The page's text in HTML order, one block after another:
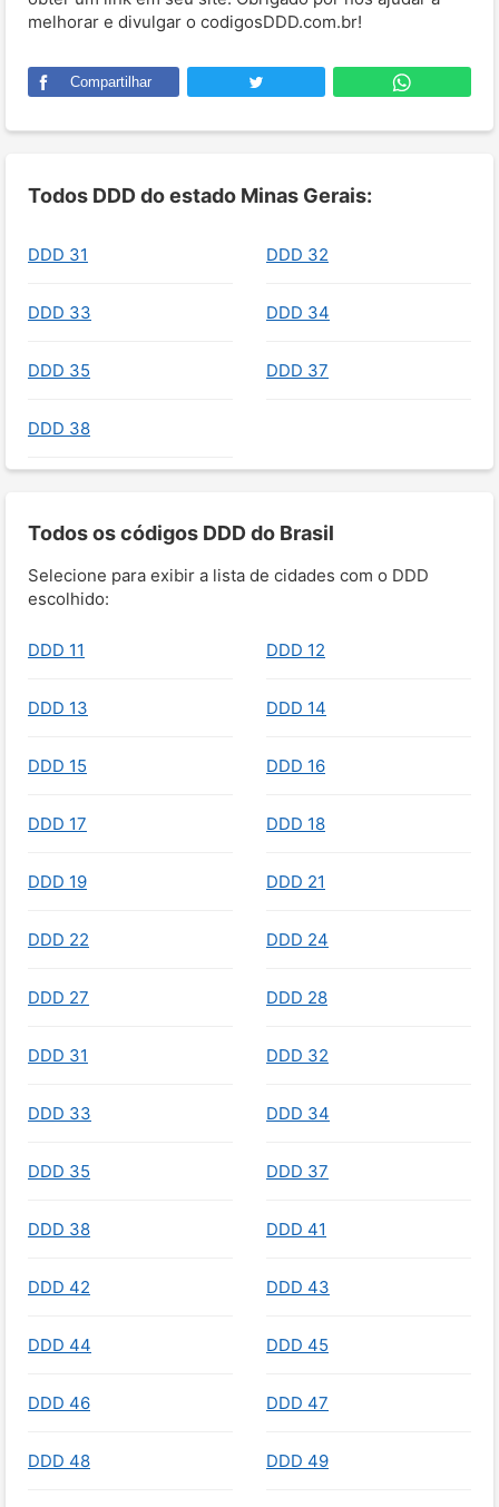
melhorar e divulgar o codigosDDD.com.br!
Compartilhar
Todos DDD do estado Minas Gerais:
DDD 31 DDD 32
DDD 33 DDD 34
DDD 35 DDD 37
DDD 38
Todos os códigos DDD do Brasil
Selecione para exibir a lista de cidades com o DDD
escolhido:
DDD 11 DDD 12
DDD 13 DDD 14
DDD 15 DDD 16
DDD 17 DDD 18
DDD 19 DDD 21
DDD 22 DDD 24
DDD 27 DDD 28
DDD 31 DDD 32
DDD 33 DDD 34
DDD 35 DDD 37
DDD 38 DDD 41
DDD 42 DDD 43
DDD 44 DDD 45
DDD 46 DDD 47
DDD 48 DDD 49